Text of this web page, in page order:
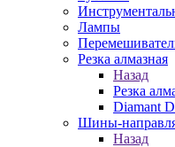
Лампы
Резка алмазная
Назад
Резка
Diamant
Шины-
Назад